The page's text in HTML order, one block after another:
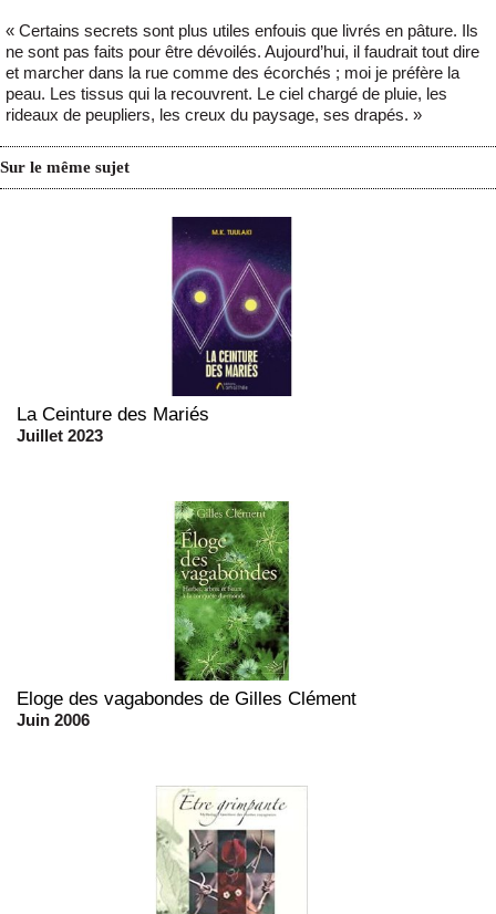
« Certains secrets sont plus utiles enfouis que livrés en pâture. Ils
ne sont pas faits pour être dévoilés. Aujourd’hui, il faudrait tout dire
et marcher dans la rue comme des écorchés ; moi je préfère la
peau. Les tissus qui la recouvrent. Le ciel chargé de pluie, les
rideaux de peupliers, les creux du paysage, ses drapés. »
Sur le même sujet
La Ceinture des Mariés
Juillet 2023
Eloge des vagabondes de Gilles Clément
Juin 2006